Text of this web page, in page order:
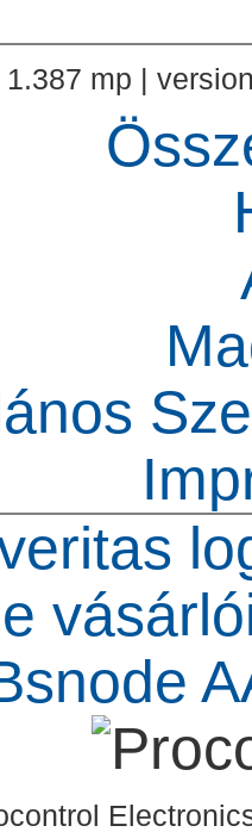
1.387 mp |